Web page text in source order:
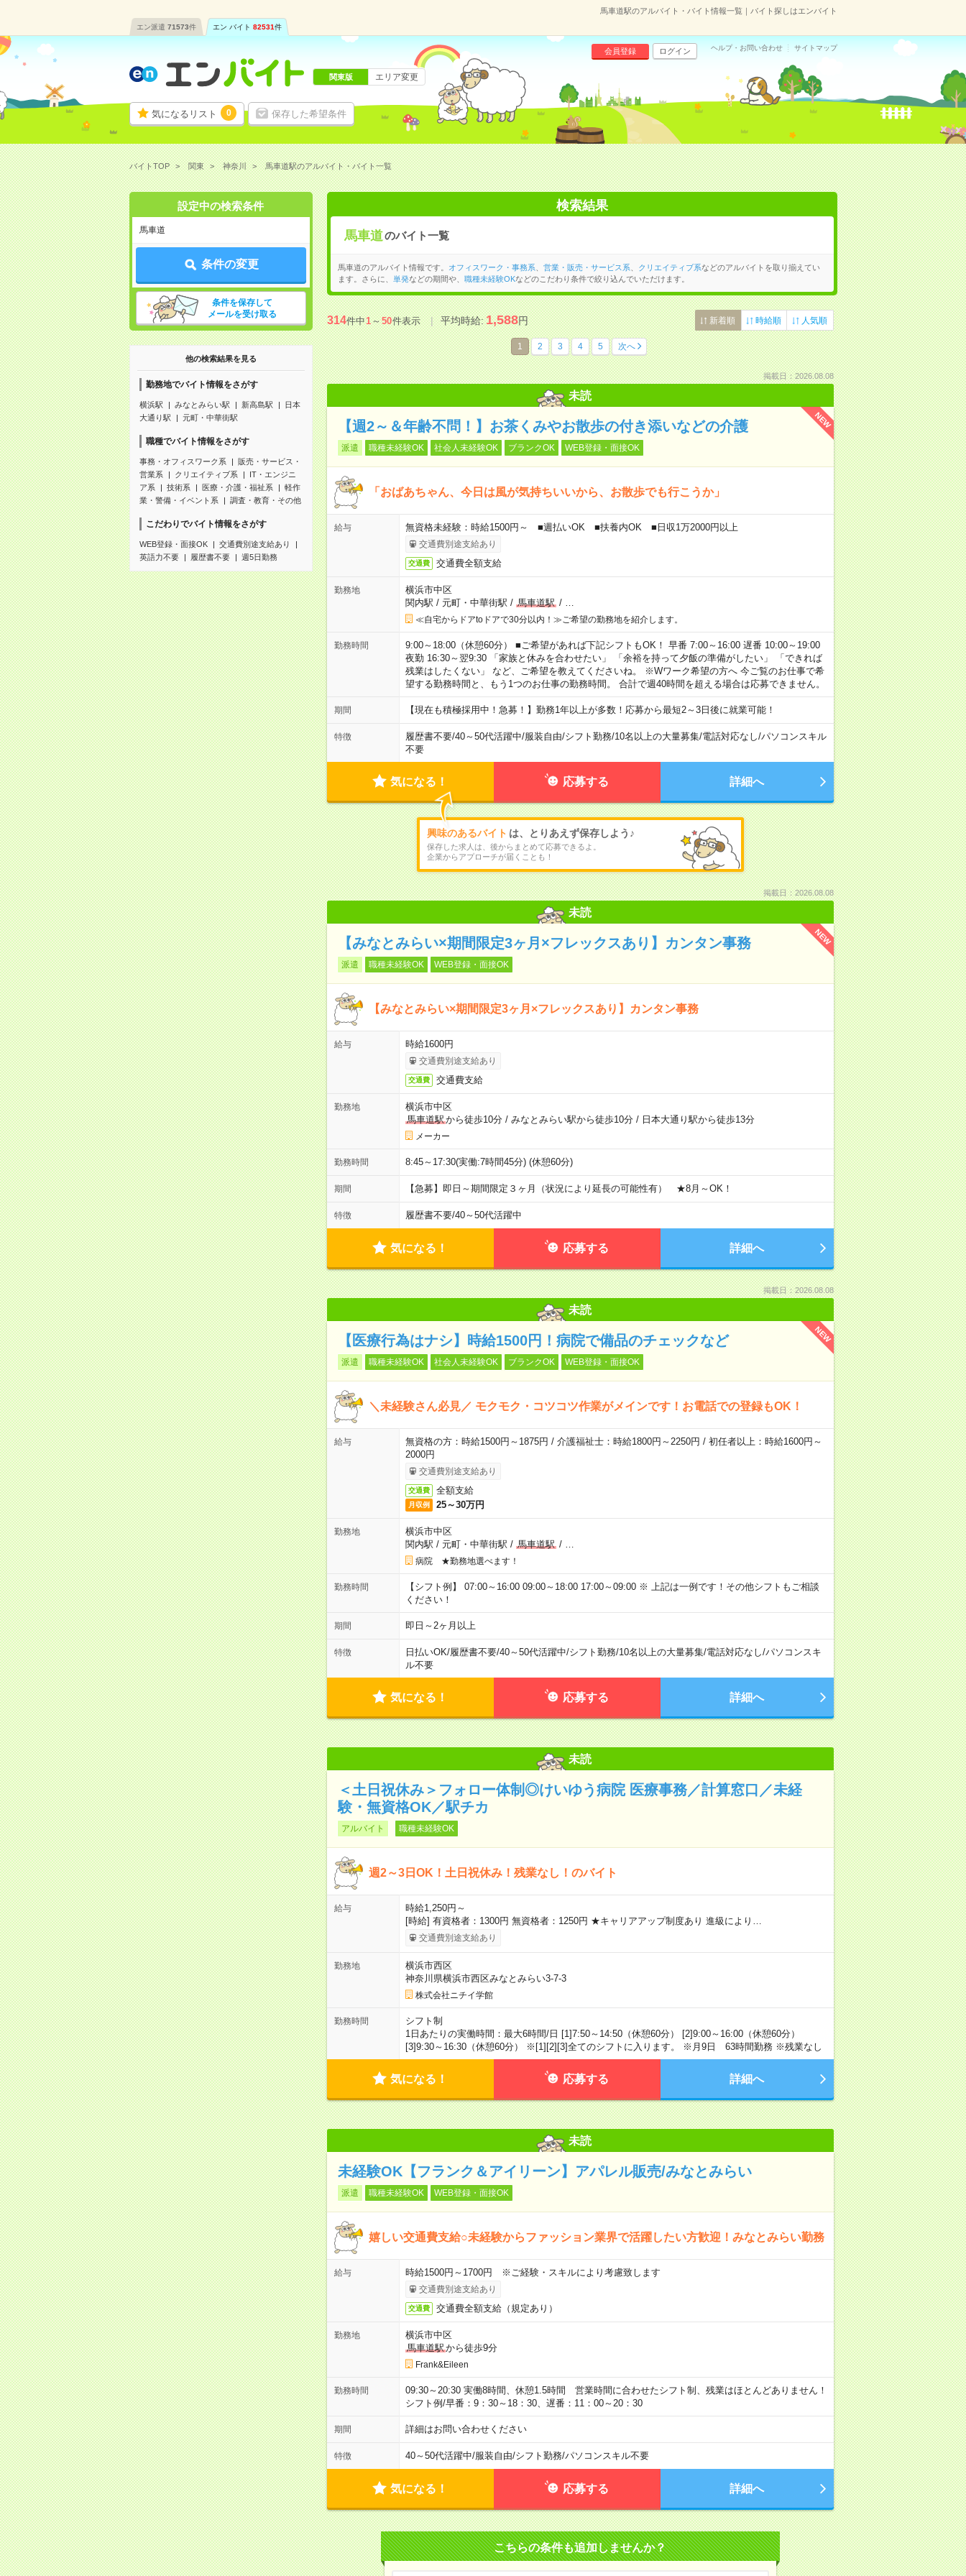
馬車道駅のアルバイト・バイト情報一覧｜バイト探しはエンバイト
エン派遣 71573件 エン バイト 82531件
気になるリスト 0 保存した希望条件
会員登録 ログイン ヘルプ・お問い合わせ サイトマップ
関東版 エリア変更
バイトTOP 関東 神奈川 馬車道駅のアルバイト・バイト一覧
設定中の検索条件
馬車道
条件の変更
条件を保存して
メールを受け取る
他の検索結果を見る
勤務地でバイト情報をさがす
横浜駅 みなとみらい駅 新高島駅
日本
大通り駅
元町・中華街駅
職種でバイト情報をさがす
事務・オフィスワーク系
販売・サービス・
営業系
クリエイティブ系
IT・エンジニ
ア系
技術系 医療・介護・福祉系
軽作
業・警備・イベント系
調査・教育・その他
こだわりでバイト情報をさがす
WEB登録・面接OK
交通費別途支給あり
英語力不要
履歴書不要 週5日勤務
検索結果
馬車道のバイト一覧
馬車道のアルバイト情報です。 オフィスワーク・事務系 営業・販売・サービス系 クリエイティブ系などのアルバイトを取り揃えてい
ます。さらに、
単発などの期間や、 職種未経験OKなどのこだわり条件で絞り込んでいただけます。
314件中1～50件表示 平均時給:1,588円 新着順 時給順 人気順
1 2 3 4 5 次へ
掲載日：2026.08.08
未読
NEW
【週2～＆年齢不問！】お茶くみやお散歩の付き添いなどの介護
派遣 職種未経験OK 社会人未経験OK ブランクOK WEB登録・面接OK
「おばあちゃん、今日は風が気持ちいいから、お散歩でも行こうか」
給与 無資格未経験：時給1500円～ ■週払いOK ■扶養内OK ■日収1万2000円以上
交通費別途支給あり
交通費 交通費全額支給
勤務地
横浜市中区
関内駅 / 元町・中華街駅 / 馬車道駅/
≪自宅からドアtoドアで30分以内！≫ご希望の勤務地を紹介します。
勤務時間
9:00～18:00（休憩60分） ■ご希望があれば下記シフトもOK！ 早番 7:00～16:00 遅番 10:00～19:00
夜勤 16:30～翌9:30 「家族と休みを合わせたい」 「余裕を持って夕飯の準備がしたい」 「できれば
残業はしたくない」 など、ご希望を教えてくださいね。 ※Wワーク希望の方へ 今ご覧のお仕事で希
望する勤務時間と、もう1つのお仕事の勤務時間。 合計で週40時間を超える場合は応募できません。
期間 【現在も積極採用中！急募！】勤務1年以上が多数！応募から最短2～3日後に就業可能！
特徴 履歴書不要/40～50代活躍中/服装自由/シフト勤務/10名以上の大量募集/電話対応なし/パソコンスキル
不要
気になる！ 応募する 詳細へ
興味のあるバイト は、とりあえず保存しよう♪
保存した求人は、後からまとめて応募できるよ。
企業からアプローチが届くことも！
掲載日：2026.08.08
未読
NEW
【みなとみらい×期間限定3ヶ月×フレックスあり】カンタン事務
派遣 職種未経験OK WEB登録・面接OK
【みなとみらい×期間限定3ヶ月×フレックスあり】カンタン事務
給与 時給1600円
交通費別途支給あり
交通費 交通費支給
勤務地
横浜市中区
馬車道駅から徒歩10分/ みなとみらい駅から徒歩10分/ 日本大通り駅から徒歩13分
メーカー
勤務時間 8:45～17:30(実働:7時間45分) (休憩60分)
期間 【急募】即日～期間限定３ヶ月（状況により延長の可能性有） ★8月～OK！
特徴 履歴書不要/40～50代活躍中
気になる！ 応募する 詳細へ
掲載日：2026.08.08
未読
NEW
【医療行為はナシ】時給1500円！病院で備品のチェックなど
派遣 職種未経験OK 社会人未経験OK ブランクOK WEB登録・面接OK
＼未経験さん必見／ モクモク・コツコツ作業がメインです！お電話での登録もOK！
給与
無資格の方：時給1500円～1875円 / 介護福祉士：時給1800円～2250円 / 初任者以上：時給1600円～
2000円
交通費別途支給あり
交通費 全額支給
月収例 25～30万円
勤務地
横浜市中区
関内駅 / 元町・中華街駅 / 馬車道駅/
病院 ★勤務地選べます！
勤務時間
【シフト例】 07:00～16:00 09:00～18:00 17:00～09:00 ※ 上記は一例です！その他シフトもご相談
ください！
期間 即日～2ヶ月以上
特徴 日払いOK/履歴書不要/40～50代活躍中/シフト勤務/10名以上の大量募集/電話対応なし/パソコンスキ
ル不要
気になる！ 応募する 詳細へ
未読
＜土日祝休み＞フォロー体制◎けいゆう病院 医療事務／計算窓口／未経
験・無資格OK／駅チカ
アルバイト 職種未経験OK
週2～3日OK！土日祝休み！残業なし！のバイト
給与
時給1,250円～
[時給] 有資格者：1300円 無資格者：1250円 ★キャリアアップ制度あり 進級により…
交通費別途支給あり
勤務地
横浜市西区
神奈川県横浜市西区みなとみらい3-7-3
株式会社ニチイ学館
勤務時間
シフト制
1日あたりの実働時間：最大6時間/日 [1]7:50～14:50（休憩60分） [2]9:00～16:00（休憩60分）
[3]9:30～16:30（休憩60分） ※[1][2][3]全てのシフトに入ります。 ※月9日 63時間勤務 ※残業なし
気になる！ 応募する 詳細へ
未読
未経験OK【フランク＆アイリーン】アパレル販売/みなとみらい
派遣 職種未経験OK WEB登録・面接OK
嬉しい交通費支給○未経験からファッション業界で活躍したい方歓迎！みなとみらい勤務
給与 時給1500円～1700円 ※ご経験・スキルにより考慮致します
交通費別途支給あり
交通費 交通費全額支給（規定あり）
勤務地
横浜市中区
馬車道駅から徒歩9分
Frank&Eileen
勤務時間
09:30～20:30 実働8時間、休憩1.5時間 営業時間に合わせたシフト制、残業はほとんどありません！
シフト例/早番：9：30～18：30、遅番：11：00～20：30
期間 詳細はお問い合わせください
特徴 40～50代活躍中/服装自由/シフト勤務/パソコンスキル不要
気になる！ 応募する 詳細へ
こちらの条件も追加しませんか？